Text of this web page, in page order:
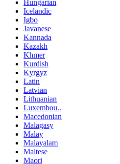
Hungarian
Icelandic
Igbo
Javanese
Kannada
Kazakh
Khmer
Kurdish
Kyrgyz
Latin
Latvian
Lithuanian
Luxembou..
Macedonian
Malagasy
Malay
Malayalam
Maltese
Maori